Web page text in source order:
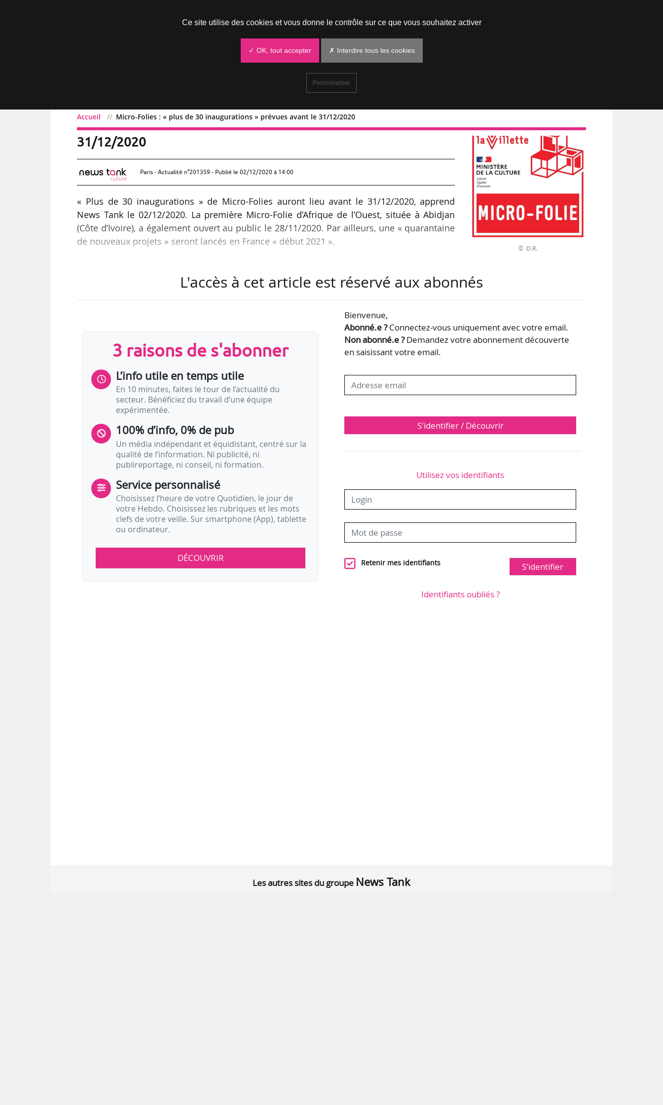
Accueil Micro-Folies : « plus de 30 inaugurations » prévues avant le 31/12/2020
Micro-Folies : « plus de 30 inaugurations » prévues avant le
31/12/2020
Paris - Actualité n°201359 - Publié le 02/12/2020 à 14:00
« Plus de 30 inaugurations » de Micro-Folies auront lieu avant le 31/12/2020, apprend
News Tank le 02/12/2020. La première Micro-Folie d’Afrique de l’Ouest, située à Abidjan
(Côte d’Ivoire), a également ouvert au public le 28/11/2020. Par ailleurs, une « quarantaine
de nouveaux projets » seront lancés en France « début 2021 ».
disponibles en « février 2021 ». Baptisée « Collection nationale #3 », elle sera conçue à
Porté par le ministère de la Culture et coordonné par l’EPPGHV, le projet de…
© D.R.
L'accès à cet article est réservé aux abonnés
3 raisons de s'abonner
L’info utile en temps utile
En 10 minutes, faites le tour de l’actualité du
secteur. Bénéficiez du travail d’une équipe
expérimentée.
100% d’info, 0% de pub
Un média indépendant et équidistant, centré sur la
qualité de l’information. Ni publicité, ni
publireportage, ni conseil, ni formation.
Service personnalisé
Choisissez l‘heure de votre Quotidien, le jour de
votre Hebdo. Choisissez les rubriques et les mots
clefs de votre veille. Sur smartphone (App), tablette
ou ordinateur.
DÉCOUVRIR
Bienvenue,
Abonné.e ?Connectez-vous uniquement avec votre email.
Non abonné.e ?Demandez votre abonnement découverte
en saisissant votre email.
S'identifier / Découvrir
Utilisez vos identifiants
Retenir mes identifiants S'identifier
Identifiants oubliés ?
Les autres sites du groupe News Tank
Ce site utilise des cookies et vous donne le contrôle sur ce que vous souhaitez activer
✓ OK, tout accepter ✗ Interdire tous les cookies
Personnaliser